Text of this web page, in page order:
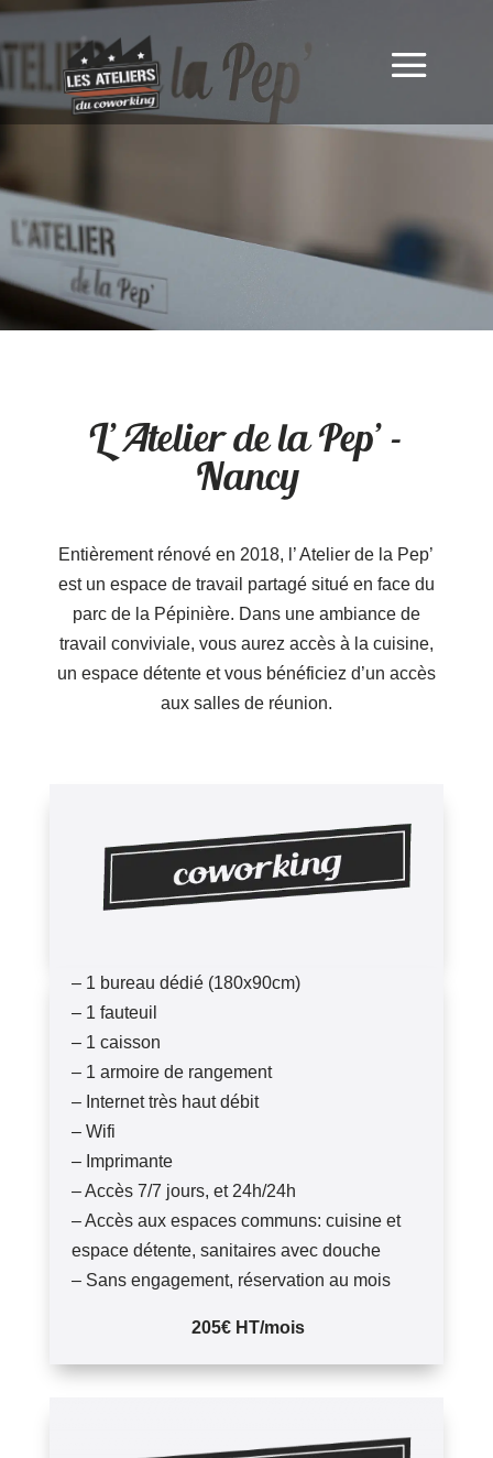
L’ Atelier de la Pep’ –
Nancy
Entièrement rénové en 2018, l’ Atelier de la Pep’
est un espace de travail partagé situé en face du
parc de la Pépinière. Dans une ambiance de
travail conviviale, vous aurez accès à la cuisine,
un espace détente et vous bénéficiez d’un accès
aux salles de réunion.
– 1 bureau dédié (180x90cm)
– 1 fauteuil
– 1 caisson
– 1 armoire de rangement
– Internet très haut débit
– Wifi
– Imprimante
– Accès 7/7 jours, et 24h/24h
– Accès aux espaces communs: cuisine et
espace détente, sanitaires avec douche
– Sans engagement, réservation au mois
205€ HT/mois